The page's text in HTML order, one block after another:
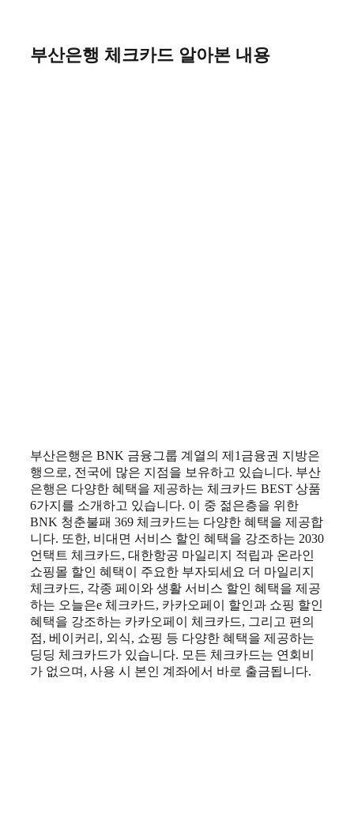
부산은행 체크카드 알아본 내용
부산은행은 BNK 금융그룹 계열의 제1금융권 지방은
행으로, 전국에 많은 지점을 보유하고 있습니다. 부산
은행은 다양한 혜택을 제공하는 체크카드 BEST 상품
6가지를 소개하고 있습니다. 이 중 젊은층을 위한
BNK 청춘불패 369 체크카드는 다양한 혜택을 제공합
니다. 또한, 비대면 서비스 할인 혜택을 강조하는 2030
언택트 체크카드, 대한항공 마일리지 적립과 온라인
쇼핑몰 할인 혜택이 주요한 부자되세요 더 마일리지
체크카드, 각종 페이와 생활 서비스 할인 혜택을 제공
하는 오늘은e 체크카드, 카카오페이 할인과 쇼핑 할인
혜택을 강조하는 카카오페이 체크카드, 그리고 편의
점, 베이커리, 외식, 쇼핑 등 다양한 혜택을 제공하는
딩딩 체크카드가 있습니다. 모든 체크카드는 연회비
가 없으며, 사용 시 본인 계좌에서 바로 출금됩니다.